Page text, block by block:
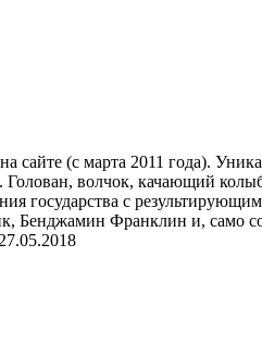
сайте (с марта 2011 года).
волчок, качающий
государства с
Бенджамин Франклин и, само
27.05.2018